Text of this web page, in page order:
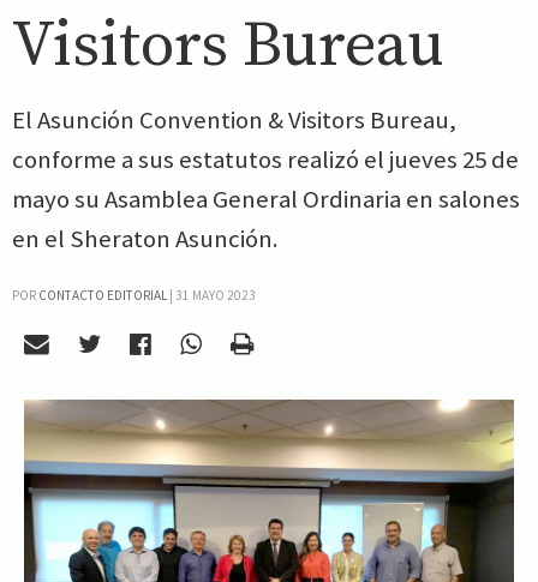
Visitors Bureau
El Asunción Convention & Visitors Bureau,
conforme a sus estatutos realizó el jueves 25 de
mayo su Asamblea General Ordinaria en salones
en el Sheraton Asunción.
POR CONTACTO EDITORIAL| 31 MAYO 2023